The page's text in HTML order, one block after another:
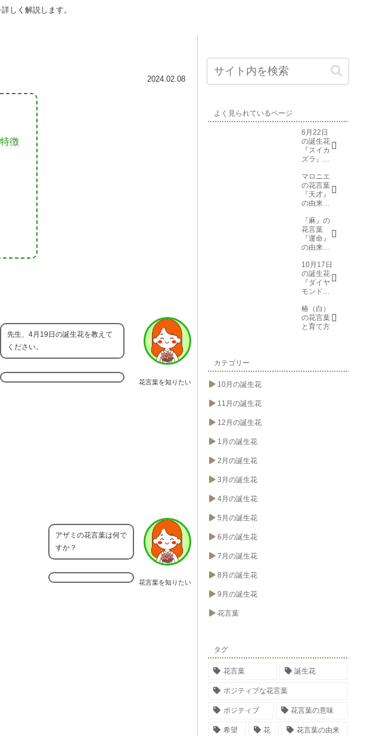
しく解説します。
2024.02.08
徴
花言葉を知りたい
先生、4月19日の誕生花を教えて
ください。
花言葉を知りたい
アザミの花言葉は何で
すか？
よく見られているページ
6月22日
の誕生花
『スイカ
ズラ』花
来
マロニエ
の花言葉
『天才』
の由来と
『麻』の
花言葉
『運命』
の由来と
10月17日
の誕生花
『ダイヤ
モンドリ
葉→また
会う日を
楽しみ
椿（白）
の花言葉
と育て方
カテゴリー
10月の誕生花
11月の誕生花
12月の誕生花
1月の誕生花
2月の誕生花
3月の誕生花
4月の誕生花
5月の誕生花
6月の誕生花
7月の誕生花
8月の誕生花
9月の誕生花
花言葉
タグ
花言葉 誕生花
ポジティブな花言葉
ポジティブ 花言葉の意味
希望 花 花言葉の由来